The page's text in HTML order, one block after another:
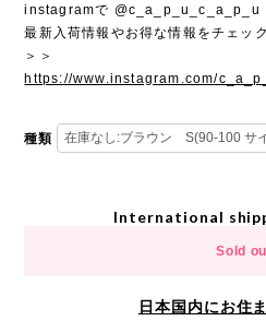
instagramで @c_a_p_u_c_a_p_u
最新入荷情報やお得な情報をチェック
＞＞
https://www.instagram.com/
種類
International
Sold
日本国内にお住